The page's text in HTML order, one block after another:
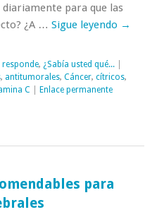
para que las
¿A … Sigue leyendo →
, ¿Sabía usted qué...|
, antitumorales, Cáncer, cítricos,
C Enlace permanente
para